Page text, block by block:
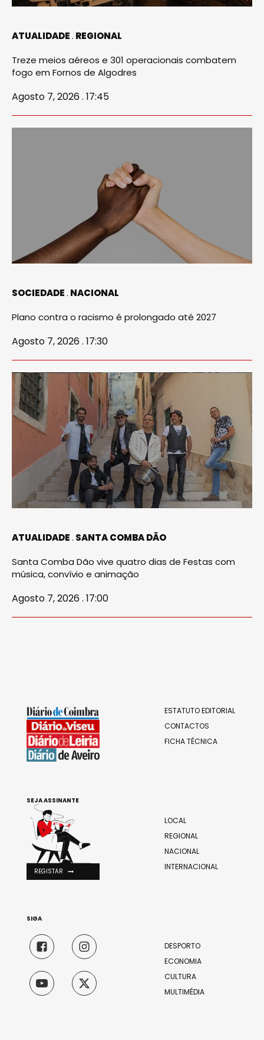
ATUALIDADE REGIONAL
Treze meios aéreos e 301 operacionais combatem
fogo em Fornos de Algodres
Agosto 7, 2026 . 17:45
SOCIEDADE NACIONAL
Plano contra o racismo é prolongado até 2027
Agosto 7, 2026 . 17:30
ATUALIDADE SANTA COMBA DÃO
Santa Comba Dão vive quatro dias de Festas com
música, convívio e animação
Agosto 7, 2026 . 17:00
ESTATUTO EDITORIAL
CONTACTOS
FICHA TÉCNICA
LOCAL
REGIONAL
NACIONAL
INTERNACIONAL
DESPORTO
ECONOMIA
CULTURA
MULTIMÉDIA
SEJA ASSINANTE
REGISTAR
SIGA